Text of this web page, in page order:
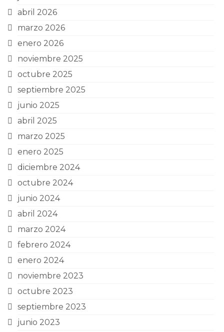
abril 2026
marzo 2026
enero 2026
noviembre 2025
octubre 2025
septiembre 2025
junio 2025
abril 2025
marzo 2025
enero 2025
diciembre 2024
octubre 2024
junio 2024
abril 2024
marzo 2024
febrero 2024
enero 2024
noviembre 2023
octubre 2023
septiembre 2023
junio 2023